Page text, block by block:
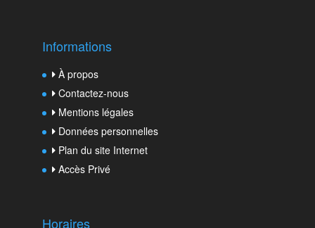
Informations
À propos
Contactez-nous
Mentions légales
Données personnelles
Plan du site Internet
Accès Privé
Horaires